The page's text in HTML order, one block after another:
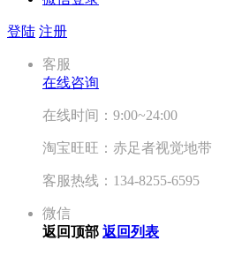
登陆 注册
客服
在线咨询
在线时间：9:00~24:00
淘宝旺旺：赤足者视觉地带
客服热线：134-8255-6595
微信
返回顶部 返回列表